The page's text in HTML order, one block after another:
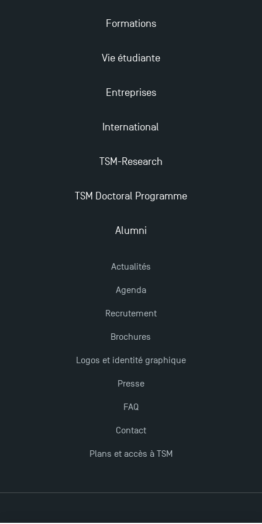
TSM obtient la prestigieuse accréditation EQUIS en
professionnelles en alternance à TSM !
Nouvelles formations à Toulouse School of
plus enrichissantes
Formations
Vie étudiante
Entreprises
International
TSM-Research
TSM Doctoral Programme
Alumni
Actualités
Agenda
Recrutement
Brochures
Logos et identité graphique
Presse
FAQ
Contact
Plans et accès à TSM